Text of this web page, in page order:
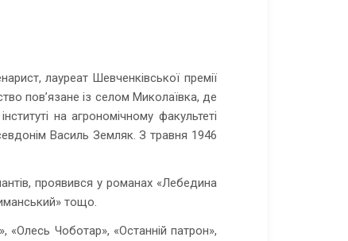
лауреат Шевченківської премії
пов’язане із селом Миколаївка, де
на агрономічному факультеті
Василь Земляк. З травня 1946
проявився у романах «Лебедина
тощо.
Чоботар», «Останній патрон»,